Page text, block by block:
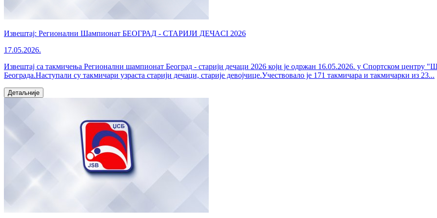
Извештај: Регионални Шампионат БЕОГРАД - СТАРИЈИ ДЕЧАCI 2026
17.05.2026.
Извештај са такмичења Регионални шампионат Београд - старији дечаци 2026 који је одржан 16.05.2026. у Спортском центру
Београда.Наступали су такмичари узраста старији дечаци, старије девојчице.Учествовало је 171 такмичара и такмичарки из 23...
Детаљније